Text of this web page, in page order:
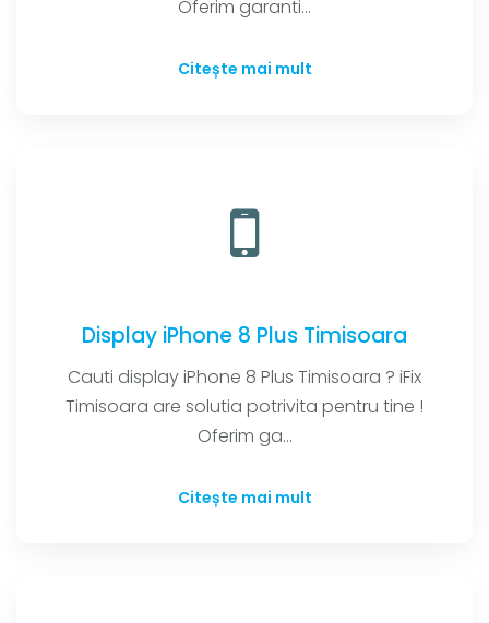
Oferim garanti...
Citește mai mult
Display iPhone 8 Plus Timisoara
Cauti display iPhone 8 Plus Timisoara ? iFix
Timisoara are solutia potrivita pentru tine !
Oferim ga...
Citește mai mult